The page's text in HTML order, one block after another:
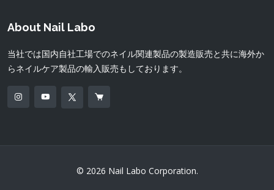
About Nail Labo
当社では国内自社工場でのネイル関連製品の製造販売と共に海外か
らネイルケア製品の輸入販売もしております。
© 2026 Nail Labo Corporation.